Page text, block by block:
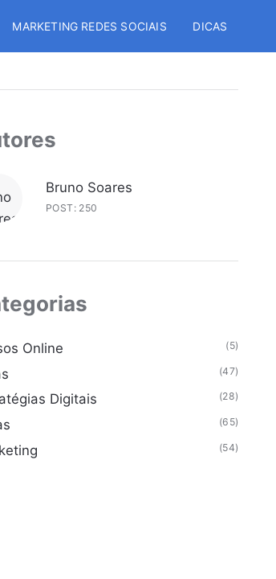
MARKETING REDES SOCIAIS DICAS
Bruno Soares
POST: 250
Online (5)
(47)
Digitais (28)
(65)
(54)